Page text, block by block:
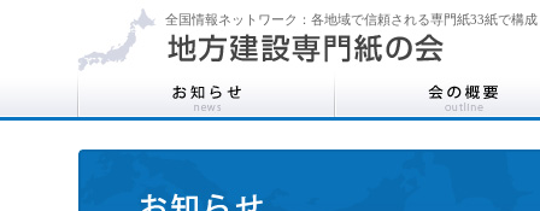
全国情報ネットワーク：各地域で信頼される専門紙33紙で構成